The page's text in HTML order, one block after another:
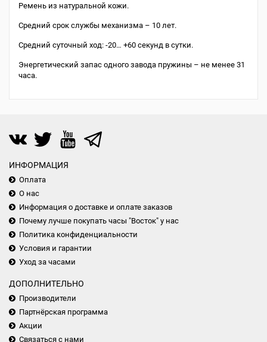
Ремень из натуральной кожи.
Средний срок службы механизма – 10 лет.
Средний суточный ход: -20… +60 секунд в сутки.
Энергетический запас одного завода пружины – не менее 31
часа.
ИНФОРМАЦИЯ
Оплата
О нас
Информация о доставке и оплате заказов
Почему лучше покупать часы "Восток" у нас
Политика конфиденциальности
Условия и гарантии
Уход за часами
ДОПОЛНИТЕЛЬНО
Производители
Партнёрская программа
Акции
Связаться с нами